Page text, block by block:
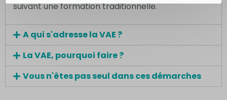
suivant une formation traditionnelle.
A qui s'adresse la VAE ?​
La VAE, pourquoi faire ?​
Vous n'êtes pas seul dans ces démarches ​